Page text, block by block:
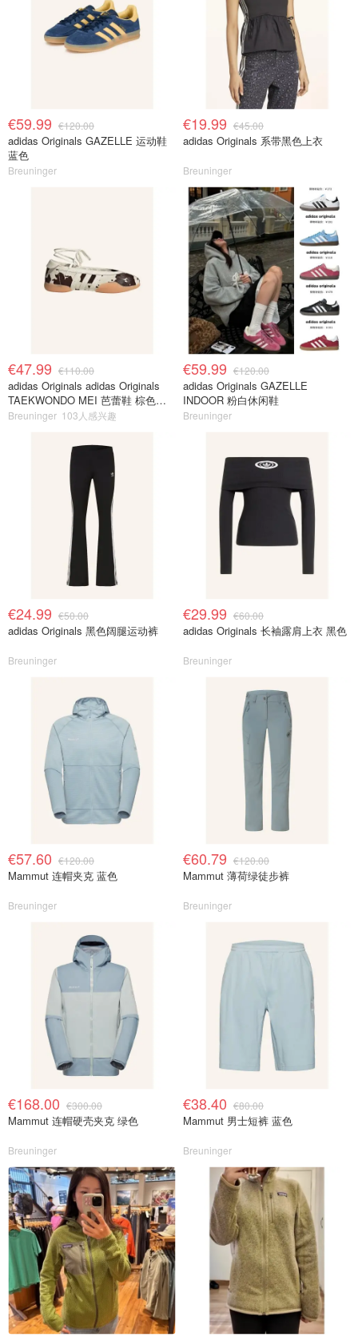
€59.99 €120.00
adidas Originals GAZELLE 运动鞋
蓝色
Breuninger
€19.99 €45.00
adidas Originals 系带黑色上衣
Breuninger
€47.99 €110.00
adidas Originals adidas Originals
TAEKWONDO MEI 芭蕾鞋 棕色米
色
Breuninger 103人感兴趣
€59.99 €120.00
adidas Originals GAZELLE
INDOOR 粉白休闲鞋
Breuninger
€24.99 €50.00
adidas Originals 黑色阔腿运动裤
Breuninger
€29.99 €60.00
adidas Originals 长袖露肩上衣 黑色
Breuninger
€57.60 €120.00
Mammut 连帽夹克 蓝色
Breuninger
€60.79 €120.00
Mammut 薄荷绿徒步裤
Breuninger
€168.00 €300.00
Mammut 连帽硬壳夹克 绿色
Breuninger
€38.40 €80.00
Mammut 男士短裤 蓝色
Breuninger